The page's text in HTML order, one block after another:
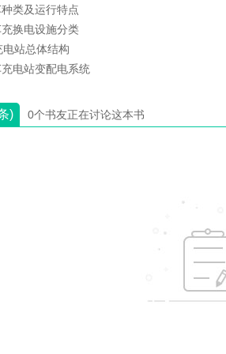
类及运行特点
换电设施分类
站总体结构
电站变配电系统
) 0个书友正在讨论这本书